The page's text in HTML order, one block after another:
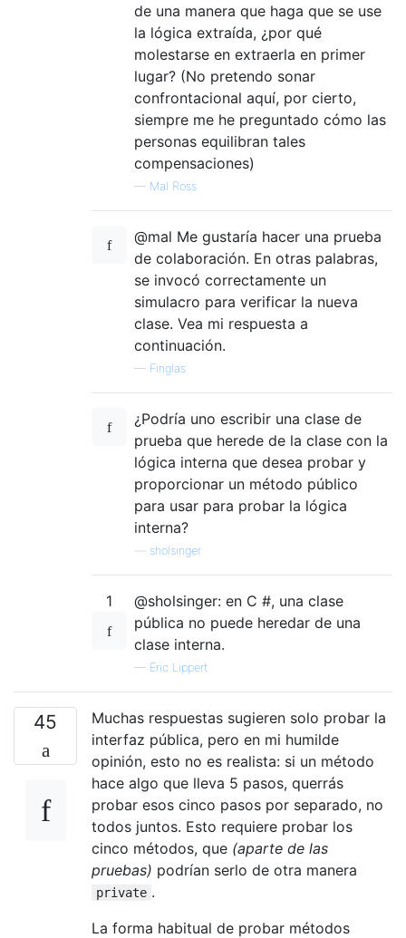
de una manera que haga que se use
la lógica extraída, ¿por qué
molestarse en extraerla en primer
lugar? (No pretendo sonar
confrontacional aquí, por cierto,
siempre me he preguntado cómo las
personas equilibran tales
compensaciones)
— Mal Ross
@mal Me gustaría hacer una prueba
de colaboración. En otras palabras,
se invocó correctamente un
simulacro para verificar la nueva
clase. Vea mi respuesta a
continuación.
— Finglas
¿Podría uno escribir una clase de
prueba que herede de la clase con la
lógica interna que desea probar y
proporcionar un método público
para usar para probar la lógica
interna?
sholsinger
1
@sholsinger: en C #, una clase
pública no puede heredar de una
clase interna.
— Eric Lippert
45
Muchas respuestas sugieren solo probar la
interfaz pública, pero en mi humilde
opinión, esto no es realista: si un método
hace algo que lleva 5 pasos, querrás
probar esos cinco pasos por separado, no
todos juntos. Esto requiere probar los
cinco métodos, que (aparte de las
pruebas) podrían serlo de otra manera
private .
La forma habitual de probar métodos